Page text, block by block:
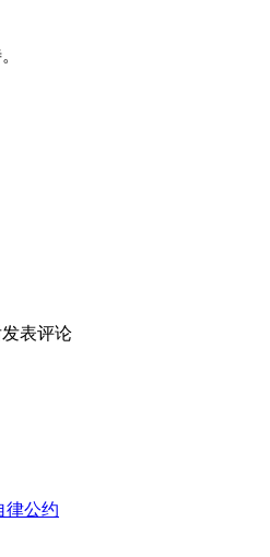
表评论
律公约